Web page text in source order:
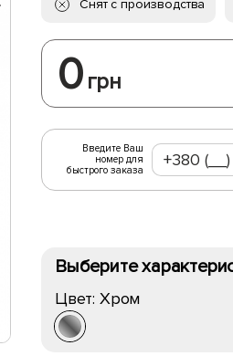
Снят с производства
0 грн
Введите Ваш
номер для
быстрого заказа
Выберите
Цвет: Хром